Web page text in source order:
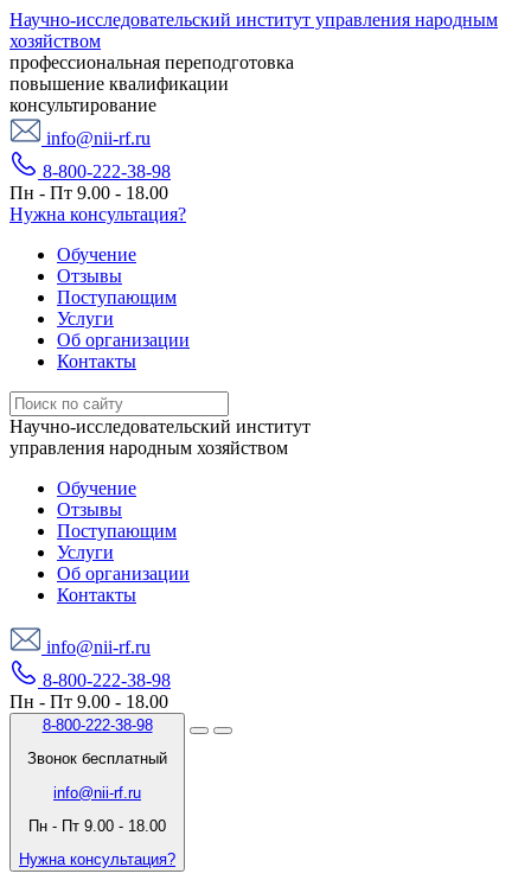
Научно-исследовательский институт управления народным
хозяйством
профессиональная переподготовка
повышение квалификации
консультирование
info@nii-rf.ru
8-800-222-38-98
Пн - Пт 9.00 - 18.00
Нужна консультация?
Обучение
Отзывы
Поступающим
Услуги
Об организации
Контакты
Научно-исследовательский институт
управления народным хозяйством
Обучение
Отзывы
Поступающим
Услуги
Об организации
Контакты
info@nii-rf.ru
8-800-222-38-98
Пн - Пт 9.00 - 18.00
8-800-222-38-98
Звонок бесплатный
info@nii-rf.ru
Пн - Пт 9.00 - 18.00
Нужна консультация?